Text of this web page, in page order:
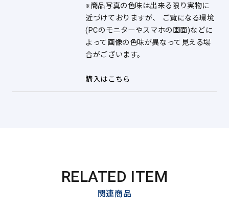
※商品写真の色味は出来る限り実物に
近づけておりますが、 ご覧になる環境
(PCのモニターやスマホの画面)などに
よって画像の色味が異なって見える場
合がございます。
購入はこちら
RELATED ITEM
関連商品